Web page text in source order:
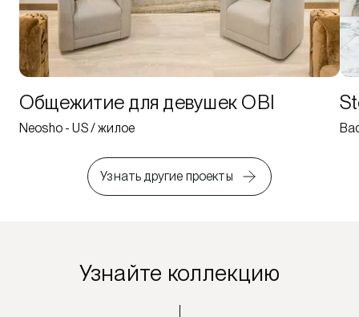
Общежитие для девушек OBI
Neosho - US / жилое
Узнать другие проекты
Узнайте коллекцию